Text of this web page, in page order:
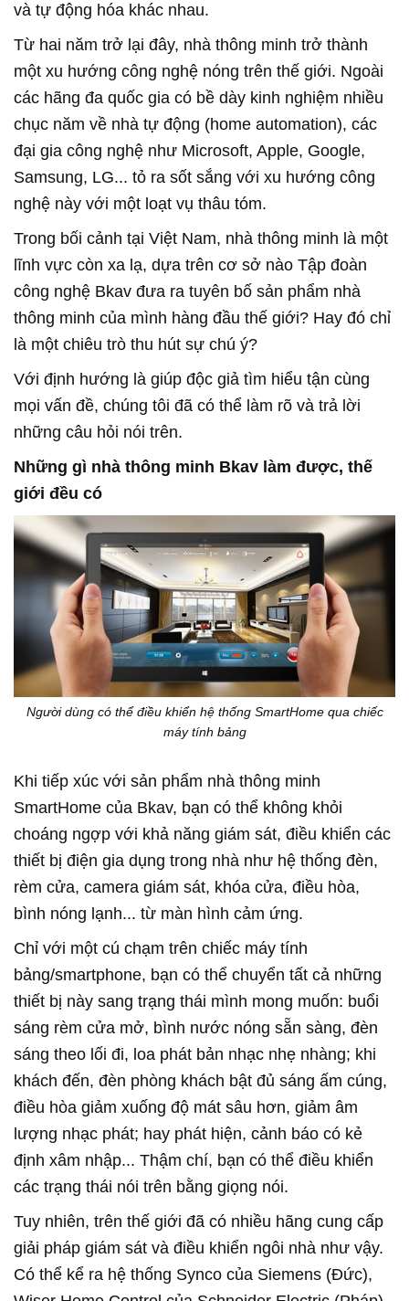
và tự động hóa khác nhau.
Từ hai năm trở lại đây, nhà thông minh trở thành
một xu hướng công nghệ nóng trên thế giới. Ngoài
các hãng đa quốc gia có bề dày kinh nghiệm nhiều
chục năm về nhà tự động (home automation), các
đại gia công nghệ như Microsoft, Apple, Google,
Samsung, LG... tỏ ra sốt sắng với xu hướng công
nghệ này với một loạt vụ thâu tóm.
Trong bối cảnh tại Việt Nam, nhà thông minh là một
lĩnh vực còn xa lạ, dựa trên cơ sở nào Tập đoàn
công nghệ Bkav đưa ra tuyên bố sản phẩm nhà
thông minh của mình hàng đầu thế giới? Hay đó chỉ
là một chiêu trò thu hút sự chú ý?
Với định hướng là giúp độc giả tìm hiểu tận cùng
mọi vấn đề, chúng tôi đã có thể làm rõ và trả lời
những câu hỏi nói trên.
Những gì nhà thông minh Bkav làm được, thế
giới đều có
Người dùng có thể điều khiển hệ thống SmartHome qua chiếc
máy tính bảng
Khi tiếp xúc với sản phẩm nhà thông minh
SmartHome của Bkav, bạn có thể không khỏi
choáng ngợp với khả năng giám sát, điều khiển các
thiết bị điện gia dụng trong nhà như hệ thống đèn,
rèm cửa, camera giám sát, khóa cửa, điều hòa,
bình nóng lạnh... từ màn hình cảm ứng.
Chỉ với một cú chạm trên chiếc máy tính
bảng/smartphone, bạn có thể chuyển tất cả những
thiết bị này sang trạng thái mình mong muốn: buổi
sáng rèm cửa mở, bình nước nóng sẵn sàng, đèn
sáng theo lối đi, loa phát bản nhạc nhẹ nhàng; khi
khách đến, đèn phòng khách bật đủ sáng ấm cúng,
điều hòa giảm xuống độ mát sâu hơn, giảm âm
lượng nhạc phát; hay phát hiện, cảnh báo có kẻ
định xâm nhập... Thậm chí, bạn có thể điều khiển
các trạng thái nói trên bằng giọng nói.
Tuy nhiên, trên thế giới đã có nhiều hãng cung cấp
giải pháp giám sát và điều khiển ngôi nhà như vậy.
Có thể kể ra hệ thống Synco của Siemens (Đức),